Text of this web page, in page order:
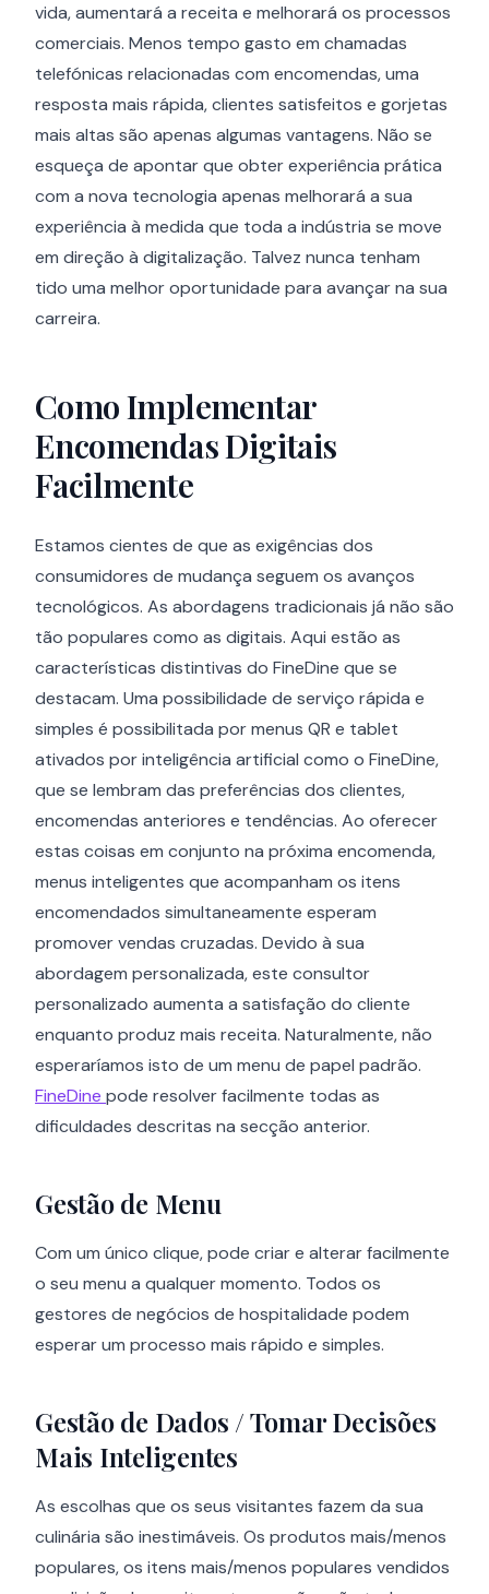
vida, aumentará a receita e melhorará os processos
comerciais. Menos tempo gasto em chamadas
telefónicas relacionadas com encomendas, uma
resposta mais rápida, clientes satisfeitos e gorjetas
mais altas são apenas algumas vantagens. Não se
esqueça de apontar que obter experiência prática
com a nova tecnologia apenas melhorará a sua
experiência à medida que toda a indústria se move
em direção à digitalização. Talvez nunca tenham
tido uma melhor oportunidade para avançar na sua
carreira.
Como Implementar
Encomendas Digitais
Facilmente
Estamos cientes de que as exigências dos
consumidores de mudança seguem os avanços
tecnológicos. As abordagens tradicionais já não são
tão populares como as digitais. Aqui estão as
características distintivas do FineDine que se
destacam. Uma possibilidade de serviço rápida e
simples é possibilitada por menus QR e tablet
ativados por inteligência artificial como o FineDine,
que se lembram das preferências dos clientes,
encomendas anteriores e tendências. Ao oferecer
estas coisas em conjunto na próxima encomenda,
menus inteligentes que acompanham os itens
encomendados simultaneamente esperam
promover vendas cruzadas. Devido à sua
abordagem personalizada, este consultor
personalizado aumenta a satisfação do cliente
enquanto produz mais receita. Naturalmente, não
esperaríamos isto de um menu de papel padrão.
FineDine pode resolver facilmente todas as
dificuldades descritas na secção anterior.
Gestão de Menu
Com um único clique, pode criar e alterar facilmente
o seu menu a qualquer momento. Todos os
gestores de negócios de hospitalidade podem
esperar um processo mais rápido e simples.
Gestão de Dados / Tomar Decisões
Mais Inteligentes
As escolhas que os seus visitantes fazem da sua
culinária são inestimáveis. Os produtos mais/menos
populares, os itens mais/menos populares vendidos